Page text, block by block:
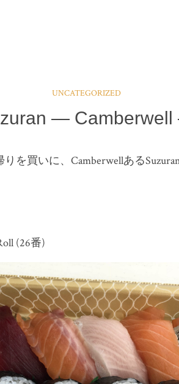
UNCATEGORIZED
—
を買いに、Camberwellある
(26番)